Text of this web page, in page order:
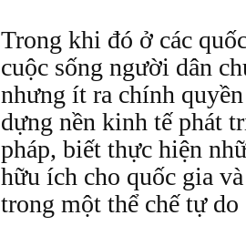
Trong khi đó ở các
cuộc sống người dân
nhưng ít ra chính
dựng nền kinh tế phát
pháp, biết thực hiện
hữu ích cho quốc gia
trong một thể chế tự